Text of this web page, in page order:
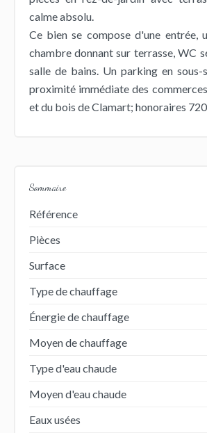
calme absolu.
Ce bien se compose d'une entrée,
chambre donnant sur terrasse, WC
salle de bains. Un parking en sous-
proximité immédiate des
et du bois de Clamart; honoraires
Sommaire
Référence
Pièces
Surface
Type de chauffage
Énergie de chauffage
Moyen de chauffage
Type d'eau chaude
Moyen d'eau chaude
Eaux usées